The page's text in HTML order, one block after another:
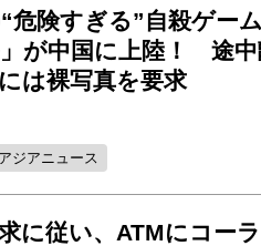
危険すぎる”自殺ゲー
が中国に上陸！ 途中
は裸写真を要求
ジアニュース
に従い、ATMにコー